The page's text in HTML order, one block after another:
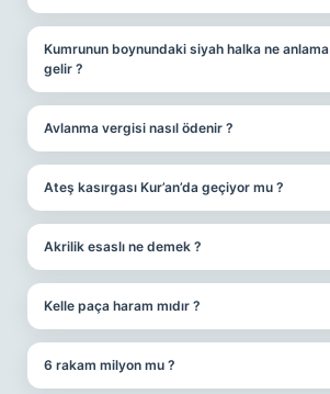
Kumrunun boynundaki siyah halka ne anlama
gelir ?
Avlanma vergisi nasıl ödenir ?
Ateş kasırgası Kur’an’da geçiyor mu ?
Akrilik esaslı ne demek ?
Kelle paça haram mıdır ?
6 rakam milyon mu ?